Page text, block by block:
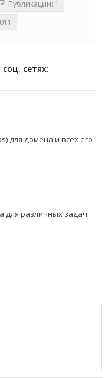
Публикации: 1
сетях:
для домена и всех его
для различных задач